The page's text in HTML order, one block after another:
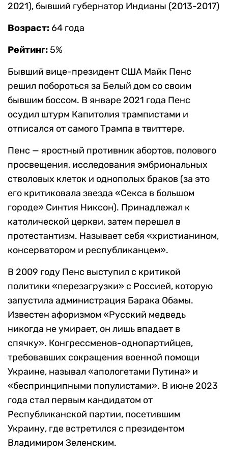
2021), бывший губернатор Индианы (2013-2017)
Возраст: 64 года
Рейтинг: 5%
Бывший вице-президент США Майк Пенс
решил побороться за Белый дом со своим
бывшим боссом. В январе 2021 года Пенс
осудил штурм Капитолия трампистами и
отписался от самого Трампа в твиттере.
Пенс — яростный противник абортов, полового
просвещения, исследования эмбриональных
стволовых клеток и однополых браков (за это
его критиковала звезда «Секса в большом
городе» Синтия Никсон). Принадлежал к
католической церкви, затем перешел в
протестантизм. Называет себя «христианином,
консерватором и республиканцем».
В 2009 году Пенс выступил с критикой
политики «перезагрузки» с Россией, которую
запустила администрация Барака Обамы.
Известен афоризмом «Русский медведь
никогда не умирает, он лишь впадает в
спячку». Конгрессменов-однопартийцев,
требовавших сокращения военной помощи
Украине, называл «апологетами Путина» и
«беспринципными популистами». В июне 2023
года стал первым кандидатом от
Республиканской партии, посетившим
Украину, где встретился с президентом
Владимиром Зеленским.